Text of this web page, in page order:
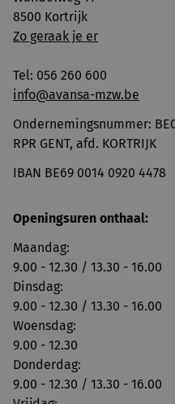
8500 Kortrijk
Zo geraak je er
Tel: 056 260 600
info@avansa-mzw.be
Ondernemingsnummer:
RPR GENT, afd. KORTRIJK
IBAN BE69 0014 0920 4478
Openingsuren onthaal:
Maandag:
9.00 - 12.30 / 13.30 - 16.00
Dinsdag:
9.00 - 12.30 / 13.30 - 16.00
Woensdag:
9.00 - 12.30
Donderdag:
9.00 - 12.30 / 13.30 - 16.00